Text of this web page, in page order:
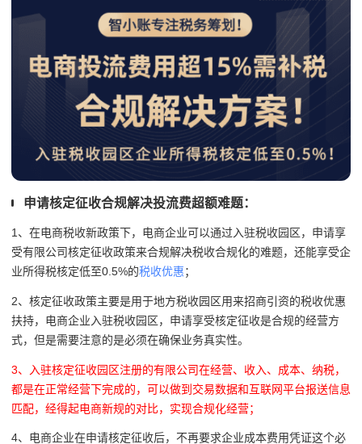
申请核定征收合规解决投流费超额难题：
1、在电商税收新政策下，电商企业可以通过入驻税收园区，申请享
受有限公司核定征收政策来合规解决税收合规化的难题，还能享受企
业所得税核定低至0.5%的税收优惠；
2、核定征收政策主要是用于地方税收园区用来招商引资的税收优惠
扶持，电商企业入驻税收园区，申请享受核定征收是合规的经营方
式，但是需要注意的是必须在确保业务真实性。
3、入驻核定征收园区注册的有限公司在经营、收入、成本、纳税，
都是在正常经营下完成的，可以做到交易数据和互联网平台报送信息
匹配，经得起电商新规的对比，实现合规化经营；
4、电商企业在申请核定征收后，不再要求企业成本费用凭证这个必